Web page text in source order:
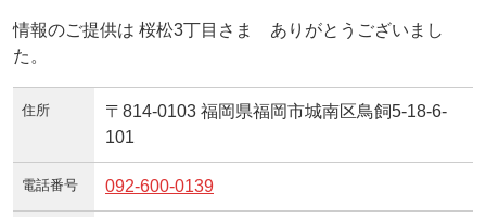
情報のご提供は 桜松3丁目さま ありがとうございまし
た。
住所
〒814-0103 福岡県福岡市城南区鳥飼5-18-6-
101
電話番号 092-600-0139